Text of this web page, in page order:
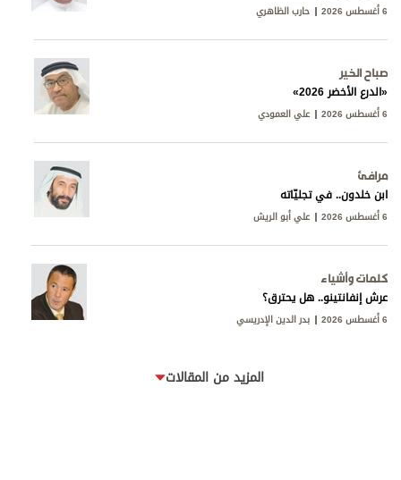
6 أغسطس 2026 حارب الظاهري
صباح الخير
«الدرع الأخضر 2026»
6 أغسطس 2026 علي العمودي
مرافئ
ابن خلدون.. في تجليّاته
6 أغسطس 2026 علي أبو الريش
كلمات وأشياء
عرش إنفانتينو.. هل يحترق؟
6 أغسطس 2026 بدر الدين الإدريسي
المزيد من المقالات